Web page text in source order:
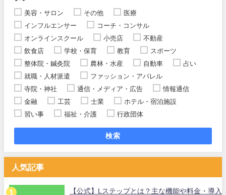
美容・サロン その他
医療
インフルエンサー
コーチ・コンサル
オンラインスクール
小売店
不動産
飲食店
学校・保育 教育
スポーツ
整体院・鍼灸院
農林・水産 自動車
占い
就職・人材派遣
ファッション・アパレル
寺院・神社
通信・メディア・広告
情報通信
金融
工芸 士業
ホテル・宿泊施設
習い事
福祉・介護 行政団体
検索
人気記事
【公式】Lステップとは？主な機能や料金・導入